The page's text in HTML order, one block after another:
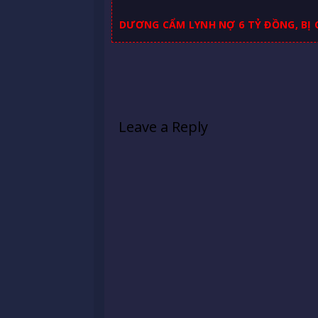
DƯƠNG CẨM LYNH NỢ 6 TỶ ĐỒNG, BỊ
Leave a Reply